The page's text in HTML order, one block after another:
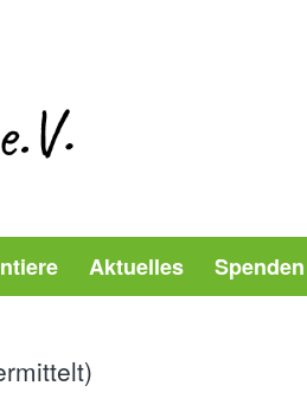
Aktuelles Spenden